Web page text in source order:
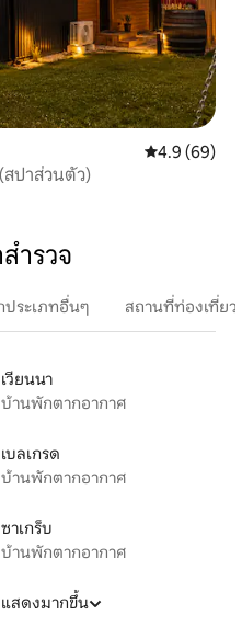
คะแนนเฉลี่ย
4.9 (69)
สปาส่วนตัว)
ำรวจ
ระเภทอื่นๆ สถานที่ท่องเที่ย
เวียนนา
บ้านพักตากอากาศ
เบลเกรด
บ้านพักตากอากาศ
ซาเกร็บ
บ้านพักตากอากาศ
แสดงมากขึ้น